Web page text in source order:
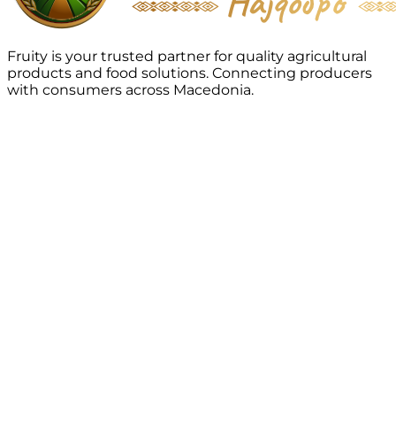
Fruity is your trusted partner for quality agricultural
products and food solutions. Connecting producers
with consumers across Macedonia.